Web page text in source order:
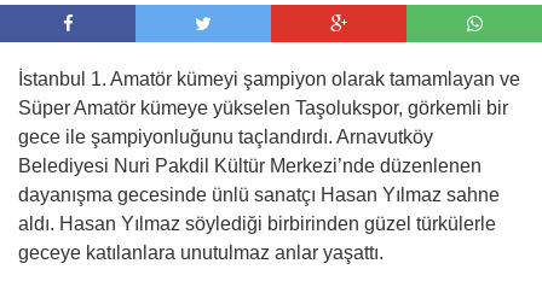
İstanbul 1. Amatör kümeyi şampiyon olarak tamamlayan ve
Süper Amatör kümeye yükselen Taşolukspor, görkemli bir
gece ile şampiyonluğunu taçlandırdı. Arnavutköy
Belediyesi Nuri Pakdil Kültür Merkezi’nde düzenlenen
dayanışma gecesinde ünlü sanatçı Hasan Yılmaz sahne
aldı. Hasan Yılmaz söylediği birbirinden güzel türkülerle
geceye katılanlara unutulmaz anlar yaşattı.